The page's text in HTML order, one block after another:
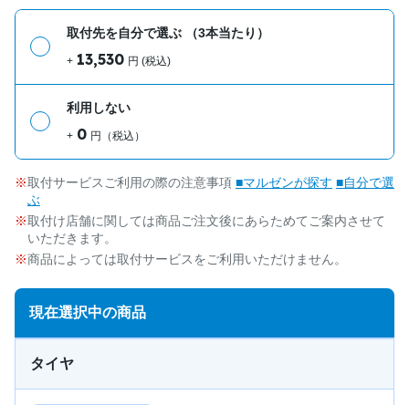
取付先を自分で選ぶ （3本当たり）
+ 13,530 円 (税込)
利用しない
+ 0 円（税込）
取付サービスご利用の際の注意事項 ■マルゼンが探す ■自分で選
ぶ
取付け店舗に関しては商品ご注文後にあらためてご案内させて
いただきます。
商品によっては取付サービスをご利用いただけません。
現在選択中の商品
タイヤ